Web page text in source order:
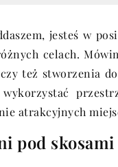
jesteś w
celach.
też stworzenia
atrakcyjnych
pod skosami